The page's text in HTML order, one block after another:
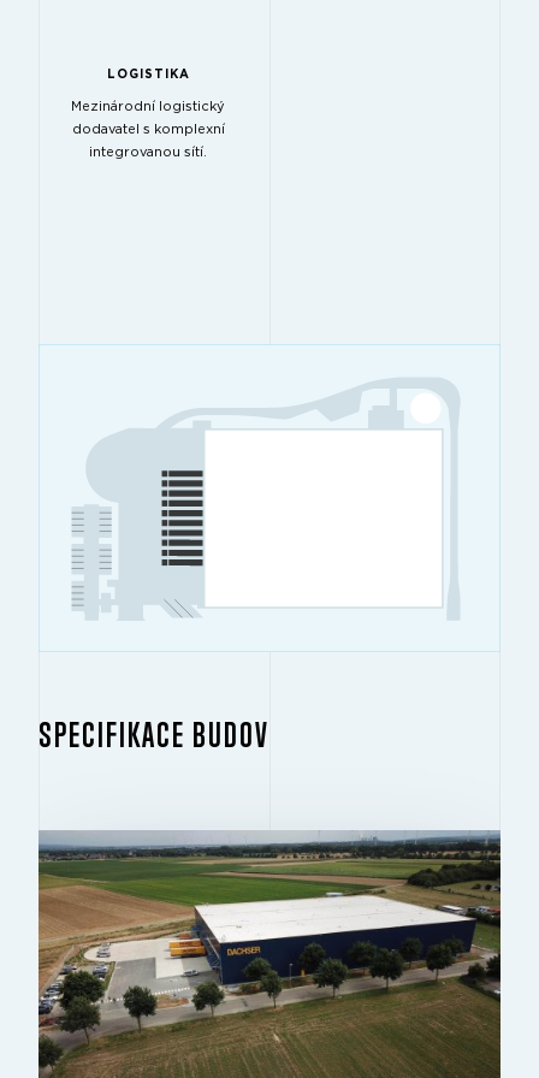
LOGISTIKA
Mezinárodní logistický
dodavatel s komplexní
integrovanou sítí.
SPECIFIKACE BUDOV
BUDOVA 1.1
7 541 M
2